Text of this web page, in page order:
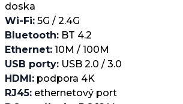
doska
Wi-Fi: 5G / 2.4G
Bluetooth: BT 4.2
Ethernet: 10M / 100M
USB porty: USB 2.0 / 3.0
HDMI: podpora 4K
RJ45: ethernetový port